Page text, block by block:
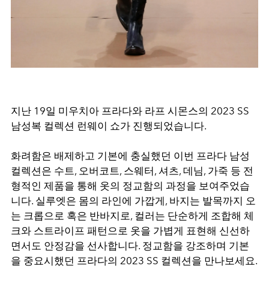
지난 19일 미우치아 프라다와 라프 시몬스의 2023 SS
남성복 컬렉션 런웨이 쇼가 진행되었습니다.
화려함은 배제하고 기본에 충실했던 이번 프라다 남성
컬렉션은 수트, 오버코트, 스웨터, 셔츠, 데님, 가죽 등 전
형적인 제품을 통해 옷의 정교함의 과정을 보여주었습
니다. 실루엣은 몸의 라인에 가깝게, 바지는 발목까지 오
는 크롭으로 혹은 반바지로, 컬러는 단순하게 조합해 체
크와 스트라이프 패턴으로 옷을 가볍게 표현해 신선하
면서도 안정감을 선사합니다. 정교함을 강조하며 기본
을 중요시했던 프라다의 2023 SS 컬렉션을 만나보세요.